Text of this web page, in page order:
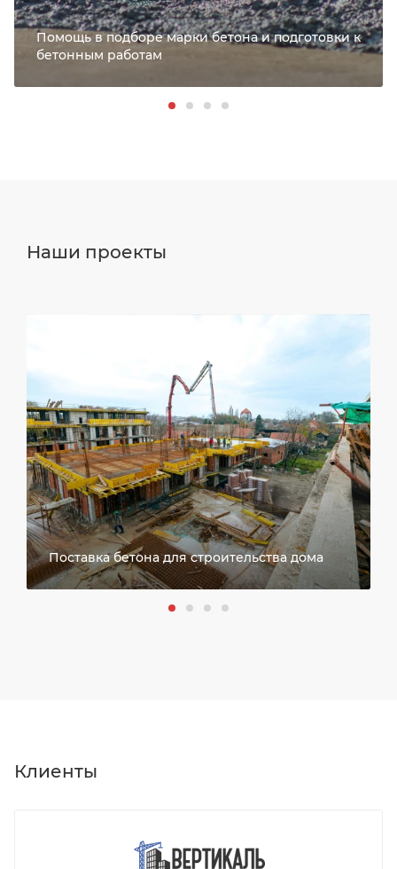
Помощь в подборе марки бетона и подготовки к
бетонным работам
Наши проекты
Поставка бетона для строительства дома
Клиенты